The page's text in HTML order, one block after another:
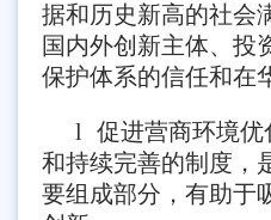
据和历史新高的社会
国内外创新主体、投
保护体系的信任和在
l 促进营商环境
和持续完善的制度，
要组成部分，有助于